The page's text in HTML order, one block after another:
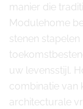
manier die
Modulehome
stenen
uw levensstijl.
combinatie van
architecturale